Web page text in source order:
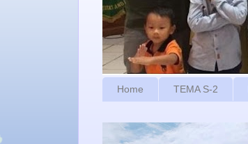
Home TEMA S-2